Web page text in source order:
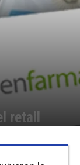
retail